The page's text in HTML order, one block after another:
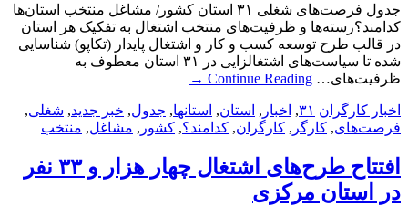
جدول فرصت‌های شغلی ۳۱ استان کشور/ مشاغل منتخب استان‌ها
کدامند؟رسته‌ها و ظرفیت‌های منتخب اشتغال به تفکیک هر استان
در قالب طرح توسعه کسب و کار و اشتغال پایدار (تکاپو) شناسایی
شده تا سیاست‌های اشتغالزایی در ۳۱ استان معطوف به
ظرفیت‌های… Continue Reading
→
اخبار کارگران ۳۱, اخبار , استان, استانها, جدول, خبر جدید, شغلی,
فرصت‌های, کارگر , کارگران, کدامند؟, کشور , مشاغل, منتخب
افتتاح طرح‌های اشتغال چهار هزار و ۳۳ نفر
در استان مرکزی